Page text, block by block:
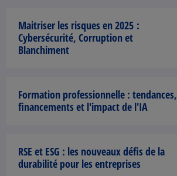
Maitriser les risques en 2025 :
Cybersécurité, Corruption et
Blanchiment
Formation professionnelle : tendances,
financements et l'impact de l'IA
RSE et ESG : les nouveaux défis de la
durabilité pour les entreprises